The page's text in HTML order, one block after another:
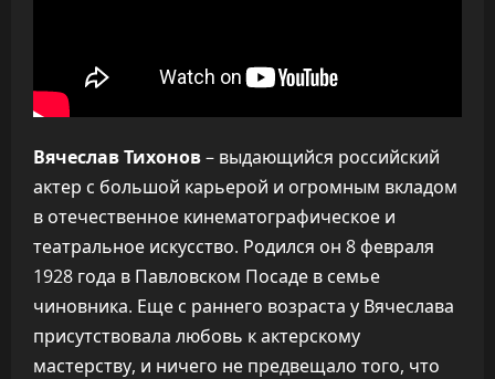
Вячеслав Тихонов– выдающийся российский
актер с большой карьерой и огромным вкладом
в отечественное кинематографическое и
театральное искусство. Родился он 8 февраля
1928 года в Павловском Посаде в семье
чиновника. Еще с раннего возраста у Вячеслава
присутствовала любовь к актерскому
мастерству, и ничего не предвещало того, что